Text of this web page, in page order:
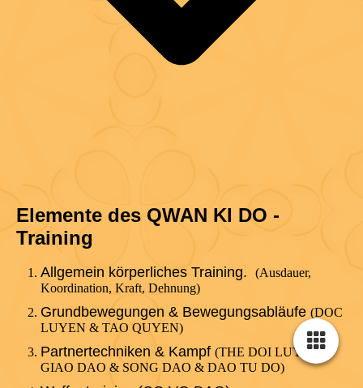
Elemente des QWAN KI DO -
Training
Allgemein körperliches Training. (Ausdauer,
Koordination, Kraft, Dehnung)
Grundbewegungen & Bewegungsabläufe (DOC
LUYEN & TAO QUYEN)
Partnertechniken & Kampf (THE DOI LUYEN &
GIAO DAO & SONG DAO & DAO TU DO)